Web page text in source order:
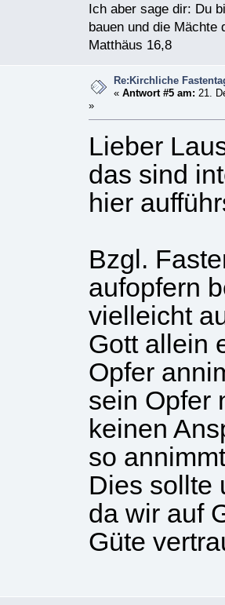
Ich aber sage dir: Du
bauen und die Mächte
Matthäus 16,8
Re:Kirchliche
«Antwort #5 am: 21.
»
Lieber
das sind
hier
Bzgl.
aufopfern
vielleicht
Gott allein
Opfer
sein Opfer
keinen
so
Dies sollte
da wir auf
Güte